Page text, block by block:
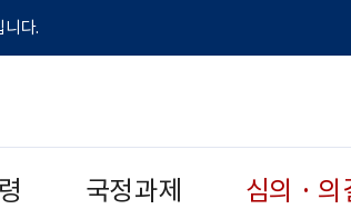
니다.
국정과제 심의 · 의